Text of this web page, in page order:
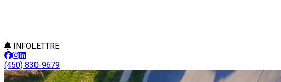
INFOLETTRE
(450) 830-9679